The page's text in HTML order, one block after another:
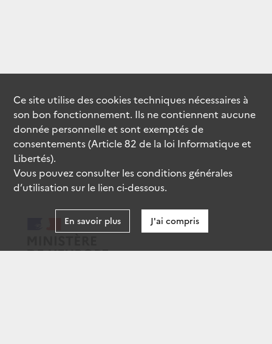
Ce site utilise descookiestechniques nécessaires à
son bon fonctionnement. Ils ne contiennent aucune
donnée personnelle et sont exemptés de
consentements (Article 82 de la loi Informatique et
Libertés).
Vous pouvez consulter les conditions générales
d’utilisation sur le lien ci-dessous.
En savoir plus J'ai compris